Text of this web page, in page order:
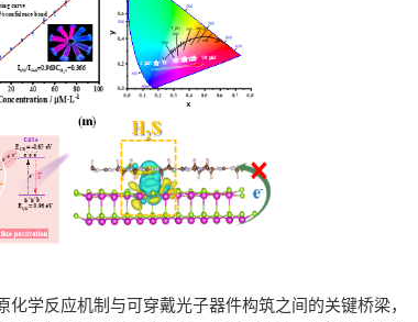
学反应机制与可穿戴光子器件构筑之间的关键桥梁，